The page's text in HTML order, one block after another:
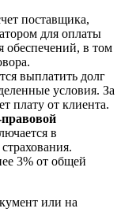
поставщика,
для оплаты
обеспечений, в том
выплатить долг
условия. За
плату от клиента.
в
3% от общей
или на